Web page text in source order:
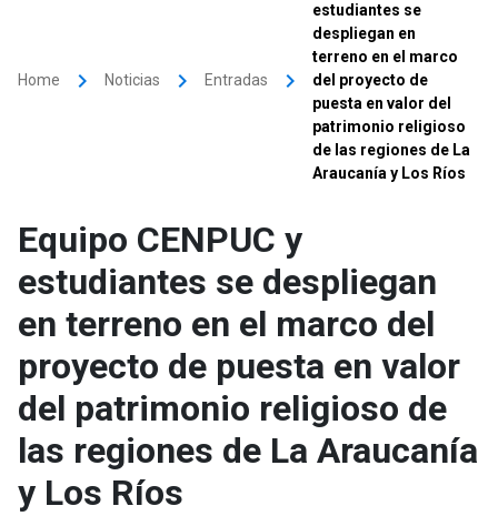
Home keyboard_arrow_right Noticias keyboard_arrow_right Entradas keyboard_arrow_right
estudiantes se
despliegan en
terreno en el marco
del proyecto de
puesta en valor del
patrimonio religioso
de las regiones de La
Araucanía y Los Ríos
Equipo CENPUC y
estudiantes se despliegan
en terreno en el marco del
proyecto de puesta en valor
del patrimonio religioso de
las regiones de La Araucanía
y Los Ríos